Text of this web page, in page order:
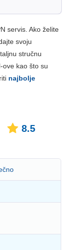
servis. Ako želite
svoju
stručnu
ove kao što su
najbolje
8.5